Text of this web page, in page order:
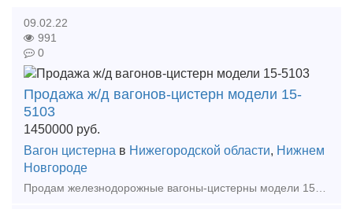
09.02.22
991
0
Продажа ж/д вагонов-цистерн модели 15-
5103
1450000 руб.
Вагон цистерна в Нижегородской области, Нижнем
Новгороде